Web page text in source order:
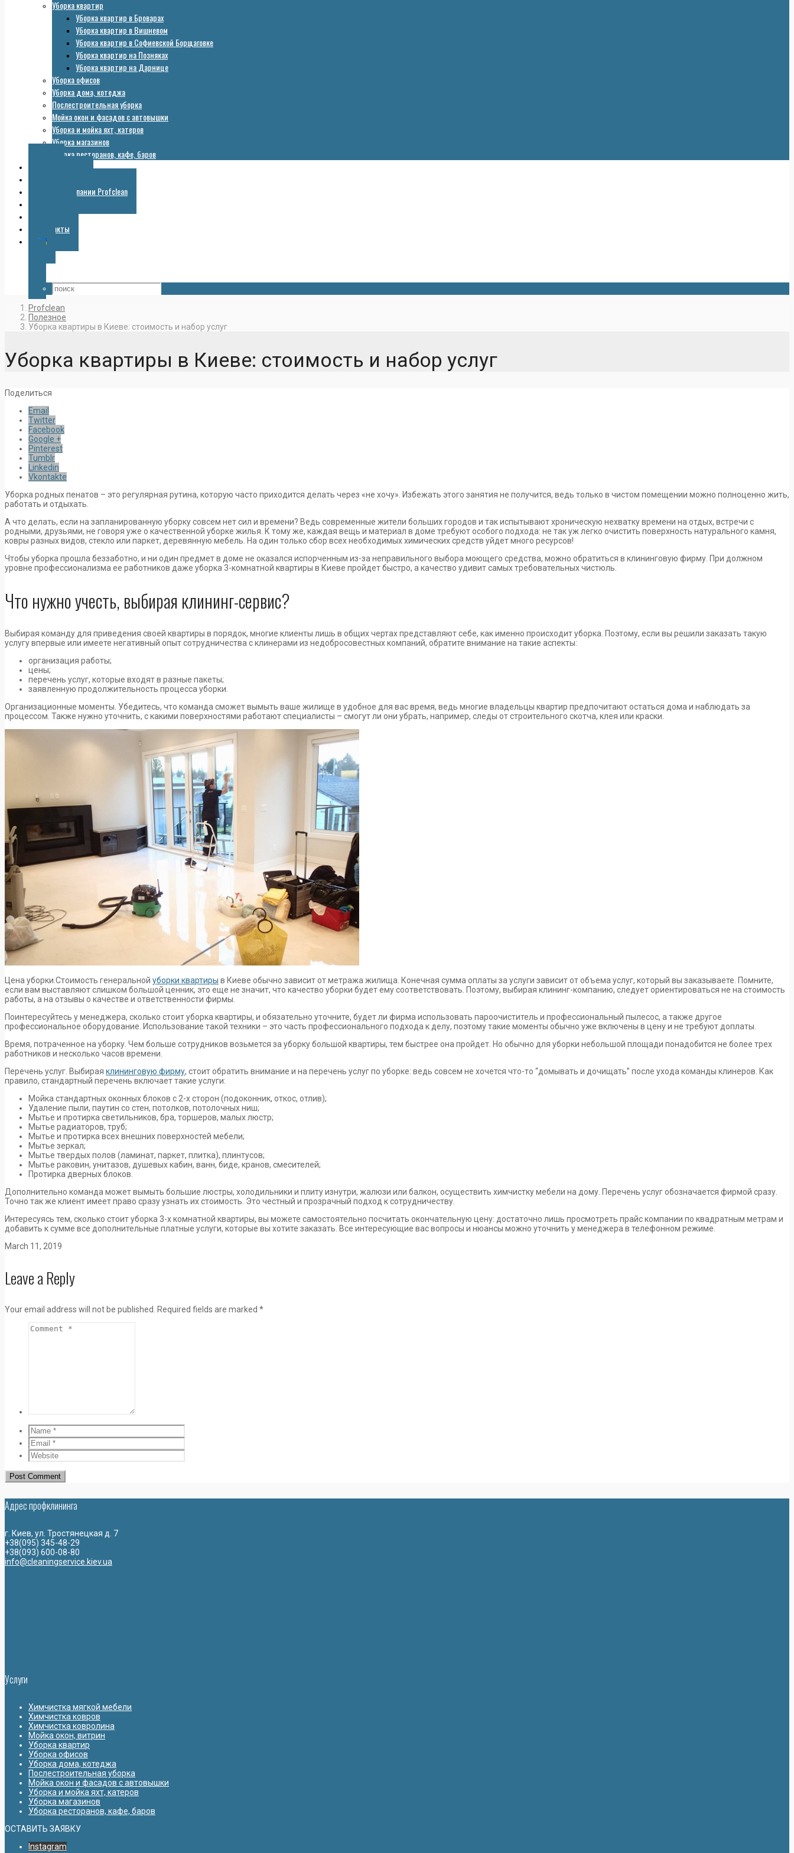
Уборка квартир
Уборка квартир в Броварах
Уборка квартир в Вишневом
Уборка квартир в Софиевской Борщаговке
Уборка квартир на Позняках
Уборка квартир на Дарнице
Уборка офисов
Уборка дома, котеджа
Послестроительная уборка
Мойка окон и фасадов с автовышки
Уборка и мойка яхт, катеров
Уборка магазинов
Уборка ресторанов, кафе, баров
Галерея компании Profclean
Контакты
Profclean
Полезное
Уборка квартиры в Киеве: стоимость и набор услуг
Уборка квартиры в Киеве: стоимость и набор услуг
Поделиться
Email
Twitter
Facebook
Google +
Pinterest
Tumblr
Linkedin
Vkontakte
Уборка родных пенатов – это регулярная рутина, которую часто приходится делать через «не хочу». Избежать этого занятия не получится, ведь только в чистом помещении можно полноценно жить,
работать и отдыхать.
А что делать, если на запланированную уборку совсем нет сил и времени? Ведь современные жители больших городов и так испытывают хроническую нехватку времени на отдых, встречи с
родными, друзьями, не говоря уже о качественной уборке жилья. К тому же, каждая вещь и материал в доме требуют особого подхода: не так уж легко очистить поверхность натурального камня,
ковры разных видов, стекло или паркет, деревянную мебель. На один только сбор всех необходимых химических средств уйдет много ресурсов!
Чтобы уборка прошла беззаботно, и ни один предмет в доме не оказался испорченным из-за неправильного выбора моющего средства, можно обратиться в клининговую фирму. При должном
уровне профессионализма ее работников даже уборка 3-комнатной квартиры в Киеве пройдет быстро, а качество удивит самых требовательных чистюль.
Что нужно учесть, выбирая клининг-сервис?
Выбирая команду для приведения своей квартиры в порядок, многие клиенты лишь в общих чертах представляют себе, как именно происходит уборка. Поэтому, если вы решили заказать такую
услугу впервые или имеете негативный опыт сотрудничества с клинерами из недобросовестных компаний, обратите внимание на такие аспекты:
организация работы;
цены;
перечень услуг, которые входят в разные пакеты;
заявленную продолжительность процесса уборки.
Организационные моменты. Убедитесь, что команда сможет вымыть ваше жилище в удобное для вас время, ведь многие владельцы квартир предпочитают остаться дома и наблюдать за
процессом. Также нужно уточнить, с какими поверхностями работают специалисты – смогут ли они убрать, например, следы от строительного скотча, клея или краски.
Цена уборки.Стоимость генеральной уборки квартиры в Киеве обычно зависит от метража жилища. Конечная сумма оплаты за услуги зависит от объема услуг, который вы заказываете. Помните,
если вам выставляют слишком большой ценник, это еще не значит, что качество уборки будет ему соответствовать. Поэтому, выбирая клининг-компанию, следует ориентироваться не на стоимость
работы, а на отзывы о качестве и ответственности фирмы.
Поинтересуйтесь у менеджера, сколько стоит уборка квартиры, и обязательно уточните, будет ли фирма использовать пароочиститель и профессиональный пылесос, а также другое
профессиональное оборудование. Использование такой техники – это часть профессионального подхода к делу, поэтому такие моменты обычно уже включены в цену и не требуют доплаты.
Время, потраченное на уборку. Чем больше сотрудников возьмется за уборку большой квартиры, тем быстрее она пройдет. Но обычно для уборки небольшой площади понадобится не более трех
работников и несколько часов времени.
Перечень услуг. Выбирая клининговую фирму, стоит обратить внимание и на перечень услуг по уборке: ведь совсем не хочется что-то “домывать и дочищать” после ухода команды клинеров. Как
правило, стандартный перечень включает такие услуги:
Мойка стандартных оконных блоков с 2-х сторон (подоконник, откос, отлив);
Удаление пыли, паутин со стен, потолков, потолочных ниш;
Мытье и протирка светильников, бра, торшеров, малых люстр;
Мытье радиаторов, труб;
Мытье и протирка всех внешних поверхностей мебели;
Мытье зеркал;
Мытье твердых полов (ламинат, паркет, плитка), плинтусов;
Мытье раковин, унитазов, душевых кабин, ванн, биде, кранов, смесителей;
Протирка дверных блоков.
Дополнительно команда может вымыть большие люстры, холодильники и плиту изнутри, жалюзи или балкон, осуществить химчистку мебели на дому. Перечень услуг обозначается фирмой сразу.
Точно так же клиент имеет право сразу узнать их стоимость. Это честный и прозрачный подход к сотрудничеству.
Интересуясь тем, сколько стоит уборка 3-х комнатной квартиры, вы можете самостоятельно посчитать окончательную цену: достаточно лишь просмотреть прайс компании по квадратным метрам и
добавить к сумме все дополнительные платные услуги, которые вы хотите заказать. Все интересующие вас вопросы и нюансы можно уточнить у менеджера в телефонном режиме.
March 11, 2019
Leave a Reply
Your email address will not be published. Required fields are marked *
Адрес профклининга
г. Киев, ул. Тростянецкая д. 7
+38(095) 345-48-29
+38(093) 600-08-80
info@cleaningservice.kiev.ua
Услуги
Химчистка мягкой мебели
Химчистка ковров
Химчистка ковролина
Мойка окон, витрин
Уборка квартир
Уборка офисов
Уборка дома, котеджа
Послестроительная уборка
Мойка окон и фасадов с автовышки
Уборка и мойка яхт, катеров
Уборка магазинов
Уборка ресторанов, кафе, баров
ОСТАВИТЬ ЗАЯВКУ
Instagram